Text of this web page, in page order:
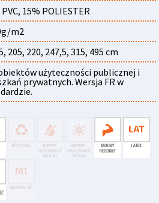
15% POLIESTER
m2
205, 220, 247,5, 315, 495 cm
użyteczności publicznej i
prywatnych. Wersja FR w